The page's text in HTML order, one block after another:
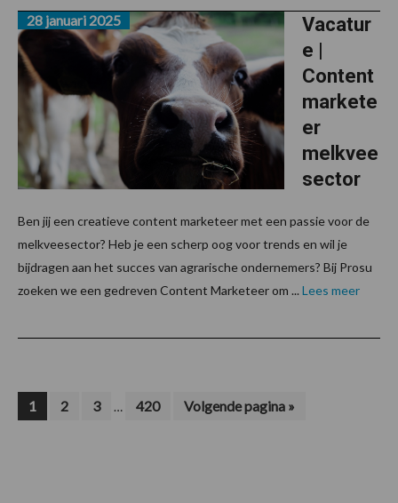
Vacatur
e |
Content
markete
er
melkvee
sector
28 januari 2025
Ben jij een creatieve content marketeer met een passie voor de
melkveesector? Heb je een scherp oog voor trends en wil je
bijdragen aan het succes van agrarische ondernemers? Bij Prosu
zoeken we een gedreven Content Marketeer om ... Lees meer
Pagina
1 Pagina
2 Pagina
3
Interim
… Pagina
420
Ga
naar
Volgende pagina »